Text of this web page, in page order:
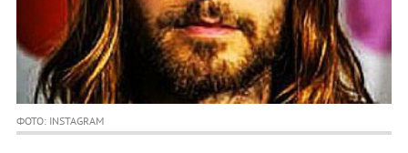
ФОТО: INSTAGRAM